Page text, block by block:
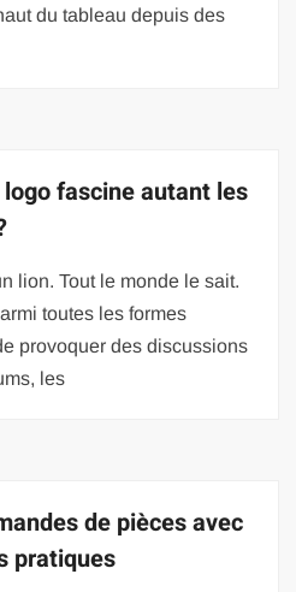
du tableau depuis des
fascine autant les
lion. Tout le monde le sait.
toutes les formes
provoquer des discussions
les
de pièces avec
pratiques